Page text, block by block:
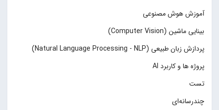
آموزش هوش مصنوعی
بینایی ماشین (Computer Vision)
پردازش زبان طبیعی (Natural Language Processing - NLP)
پروژه ها و کاربرد AI
تست
چند‌‌رسانه‌ای